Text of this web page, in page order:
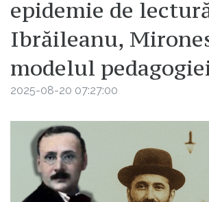
epidemie de
Ibrăileanu,
modelul
2025-08-20 07:27:00